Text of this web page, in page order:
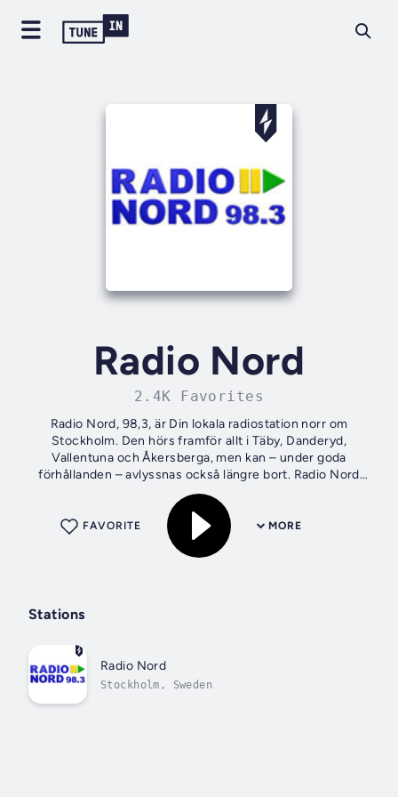
Radio Nord
2.4K Favorites
Radio Nord, 98,3, är Din lokala radiostation norr om
Stockholm. Den hörs framför allt i Täby, Danderyd,
Vallentuna och Åkersberga, men kan – under goda
förhållanden – avlyssnas också längre bort. Radio Nord
vänder sig till dig som bor norr om...
MORE
FAVORITE
Stations
Radio Nord
Stockholm, Sweden